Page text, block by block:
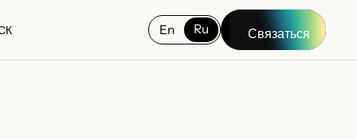
En Ru Связаться